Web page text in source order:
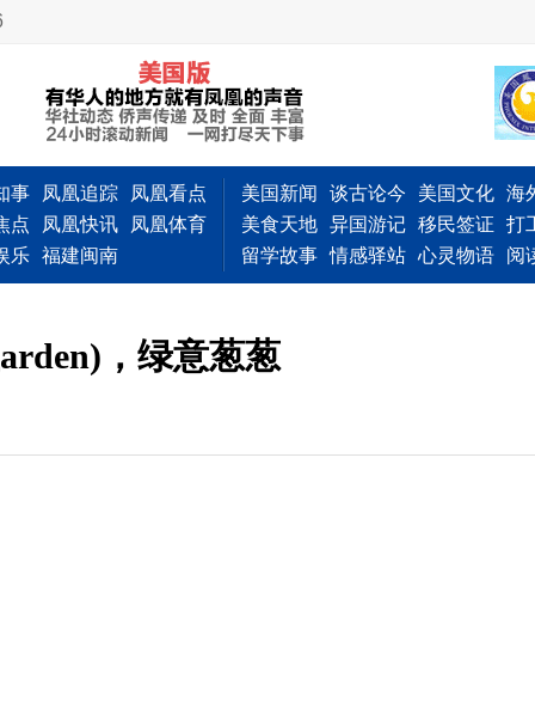
事 凤凰追踪
凤凰看点
点
凤凰快讯
凤凰体育
乐 福建闽南
美国新闻 谈古论今 美国文化 海
美食天地 异国游记 移民签证
打
留学故事 情感驿站 心灵物语 阅
，绿意葱葱